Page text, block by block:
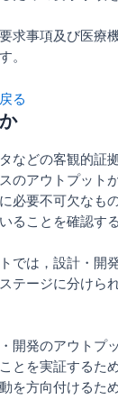
求事項及び医療
。
る
などの客観的証
のアウトプットが
必要不可欠なも
ることを確認す
では，設計・開
テージに分けら
開発のアウトプ
とを実証するた
を方向付けるた